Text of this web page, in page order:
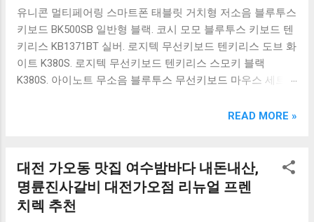
유니콘 멀티페어링 스마트폰 태블릿 거치형 저소음 블루투스
키보드 BK500SB 일반형 블랙. 코시 모모 블루투스 키보드 텐
키리스 KB1371BT 실버. 로지텍 무선키보드 텐키리스 도브 화
이트 K380S. 로지텍 무선키보드 텐키리스 스모키 블랙
K380S. 아이노트 무소음 블루투스 무선키보드 마우스 세트
OABTKBDA 퓨어 화이트. 코시 베이직 블루투스 키보드
랙. 큐센 멤브레인 무선 키보드 블랙 K1000 일반형 블루투스
키보드 구매를 고려하실 때, 추가 할인 혜택을 놓치지 마세요.
다양한 할인 혜택과 빠른배송 혜택을 놓치지 않도록 먼저 확
인해보세요. 추가할인 확인하기 상품 하나를 사더라도 종류
READ MORE »
대전 가오동 맛집 여수밤바다 내돈내산,
명륜진사갈비 대전가오점 리뉴얼 프렌
치렉 추천